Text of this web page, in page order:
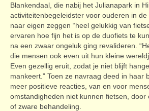
Blankendaal, die nabij het Julianapark in
activiteitenbegeleidster voor ouderen in
naar eigen zeggen “heel gelukkig van
ervaren hoe fijn het is op de duofiets te
na een zwaar ongeluk ging revalideren.
die mensen ook even uit hun kleine
Even gezellig eruit, zodat je niet blijft
mankeert.” Toen ze navraag deed in haar
meer positieve reacties, van en voor
omstandigheden niet kunnen fietsen, door
of zware behandeling.